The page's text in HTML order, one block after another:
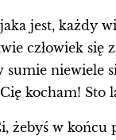
jaka jest, każdy
człowiek się
sumie niewiele
kocham! Sto
żebyś w końcu